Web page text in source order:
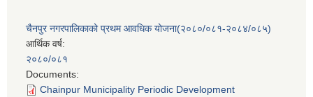
चैनपुर नगरपालिकाको प्रथम आवधिक योजना(२०८०/०८१-२०८४/०८५)
आर्थिक वर्ष:
२०८०/०८१
Documents:
Chainpur Municipality Periodic Development